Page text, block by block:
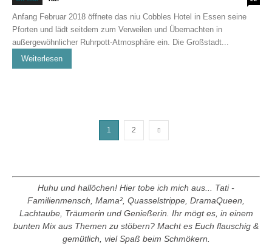
Anfang Februar 2018 öffnete das niu Cobbles Hotel in Essen seine
Pforten und lädt seitdem zum Verweilen und Übernachten in
außergewöhnlicher Ruhrpott-Atmosphäre ein. Die Großstadt...
Weiterlesen
1 2
Huhu und hallöchen! Hier tobe ich mich aus... Tati -
Familienmensch, Mama², Quasselstrippe, DramaQueen,
Lachtaube, Träumerin und Genießerin. Ihr mögt es, in einem
bunten Mix aus Themen zu stöbern? Macht es Euch flauschig &
gemütlich, viel Spaß beim Schmökern.